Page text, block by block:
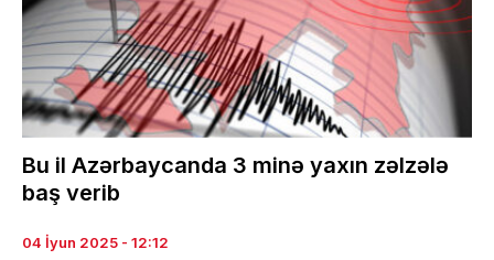
Bu il Azərbaycanda 3 minə yaxın zəlzələ
baş verib
04 İyun 2025 - 12:12